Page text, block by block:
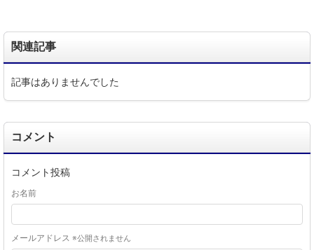
関連記事
記事はありませんでした
コメント
コメント投稿
お名前
メールアドレス ※公開されません